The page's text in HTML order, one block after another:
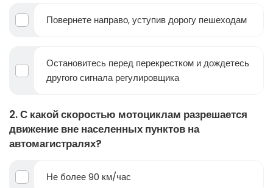
Повернете направо, уступив дорогу пешеходам
Остановитесь перед перекрестком и дождетесь
другого сигнала регулировщика
2. С какой скоростью мотоциклам разрешается
движение вне населенных пунктов на
автомагистралях?
Не более 90 км/час